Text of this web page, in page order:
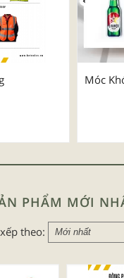
Móc
PHẨM MỚI
theo: